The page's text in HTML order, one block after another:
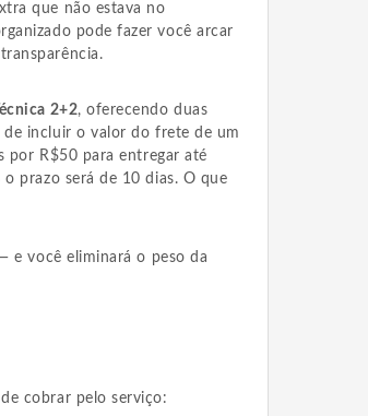
que não estava no
pode fazer você arcar
2+2, oferecendo duas
de incluir o valor do frete de um
por R$50 para entregar até
prazo será de 10 dias. O que
e você eliminará o peso da
cobrar pelo serviço: